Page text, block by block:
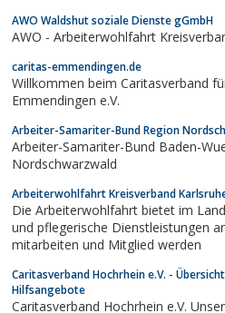
Kurzzeitpflegeplätze.
AWO Waldshut soziale Dienste gGmbH
AWO - Arbeiterwohlfahrt
caritas-emmendingen.de
Willkommen beim Caritasverband
Emmendingen e.V.
Arbeiter-Samariter-Bund Region
Arbeiter-Samariter-Bund Baden-
Nordschwarzwald
Arbeiterwohlfahrt Kreisverband
Die Arbeiterwohlfahrt bietet im
und pflegerische Dienstleistungen
mitarbeiten und Mitglied werden
Caritasverband Hochrhein e.V. -
Hilfsangebote
Caritasverband Hochrhein e.V.